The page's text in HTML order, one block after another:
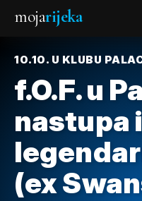
mojarijeka
10.10. U KLUBU
f.O.F. u
nastupa
(ex